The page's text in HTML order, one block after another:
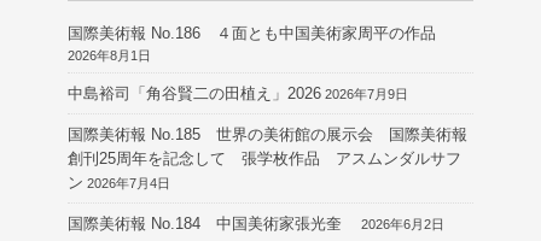
国際美術報 No.186 ４面とも中国美術家周平の作品
2026年8月1日
中島裕司「角谷賢二の田植え」2026 2026年7月9日
国際美術報 No.185 世界の美術館の展示会 国際美術報
創刊25周年を記念して 張学枚作品 アスムンダルサフ
ン 2026年7月4日
国際美術報 No.184 中国美術家張光奎 2026年6月2日